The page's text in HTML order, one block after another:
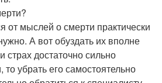
от мыслей о смерти практически
А вот обуздать их вполне
страх достаточно сильно
то убрать его самостоятельно